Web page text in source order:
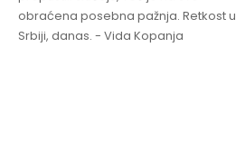
obraćena posebna pažnja. Retkost u
Srbiji, danas. - Vida Kopanja